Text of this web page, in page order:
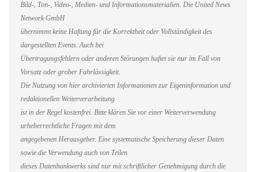
Bild-, Ton-, Video-, Medien- und Informationsmaterialien. Die United News
Network GmbH
übernimmt keine Haftung für die Korrektheit oder Vollständigkeit des
dargestellten Events. Auch bei
Übertragungsfehlern oder anderen Störungen haftet sie nur im Fall von
Vorsatz oder grober Fahrlässigkeit.
Die Nutzung von hier archivierten Informationen zur Eigeninformation und
redaktionellen Weiterverarbeitung
ist in der Regel kostenfrei. Bitte klären Sie vor einer Weiterverwendung
urheberrechtliche Fragen mit dem
angegebenen Herausgeber. Eine systematische Speicherung dieser Daten
sowie die Verwendung auch von Teilen
dieses Datenbankwerks sind nur mit schriftlicher Genehmigung durch die